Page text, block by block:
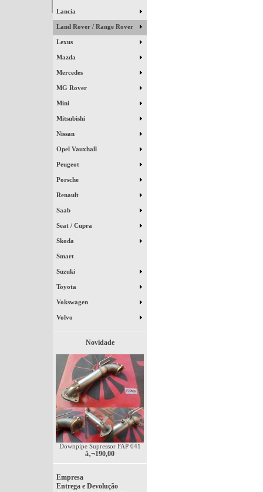
Lancia
Land Rover / Range Rover
Lexus
Mazda
Mercedes
MG Rover
Mini
Mitsubishi
Nissan
Opel Vauxhall
Peugeot
Porsche
Renault
Saab
Seat / Cupra
Skoda
Smart
Suzuki
Toyota
Vokswagen
Volvo
Novidade
Downpipe Supressor FAP 041
â‚¬190,00
Empresa
Entrega e Devolução